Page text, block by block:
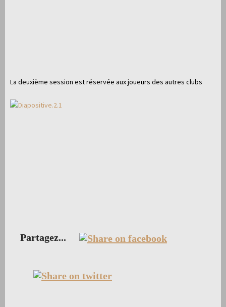
La deuxième session est réservée aux joueurs des autres clubs
Partagez...